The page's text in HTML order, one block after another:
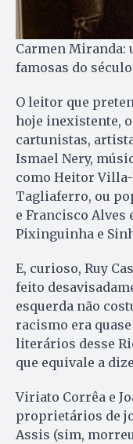
Carmen Miranda:
famosas do
O leitor que
hoje inexistente,
cartunistas,
Ismael Nery,
como Heitor Villa-
Tagliaferro, ou
e Francisco Alves
Pixinguinha e
E, curioso, Ruy
feito
esquerda não
racismo era
literários desse
que equivale a
Viriato Corrêa e
proprietários de
Assis (sim,